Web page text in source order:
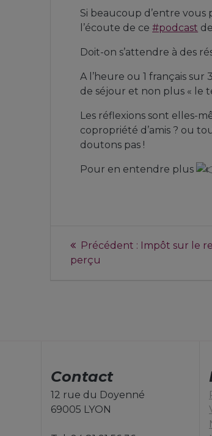
Si beaucoup d’entre vous
l’écoute de ce#podcast de
Doit-on s’attendre à des
A l’heure ou 1 français
de séjour et non plus « le
Les réflexions sont elles-
copropriété d’amis ? ou
doutons pas !
Pour en entendre plus
Précédent : Impôt sur le
perçu
Contact
12 rue du Doyenné
69005 LYON